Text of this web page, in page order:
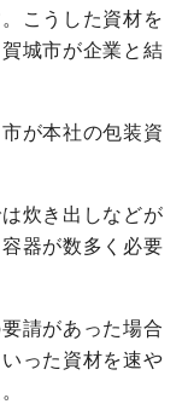
こうした資材を
城市が企業と結
が本社の包装資
炊き出しなどが
器が数多く必要
請があった場合
った資材を速や